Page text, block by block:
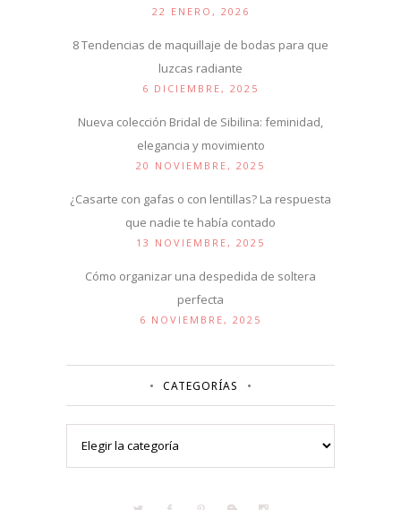
22 ENERO, 2026
8 Tendencias de maquillaje de bodas para que
luzcas radiante
6 DICIEMBRE, 2025
Nueva colección Bridal de Sibilina: feminidad,
elegancia y movimiento
20 NOVIEMBRE, 2025
¿Casarte con gafas o con lentillas? La respuesta
que nadie te había contado
13 NOVIEMBRE, 2025
Cómo organizar una despedida de soltera
perfecta
6 NOVIEMBRE, 2025
CATEGORÍAS